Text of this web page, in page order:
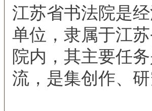
江苏省书法院是
单位，隶属于江
院内，其主要任
流，是集创作、